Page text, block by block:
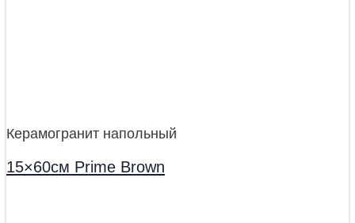
Керамогранит напольный
15×60см Prime Brown